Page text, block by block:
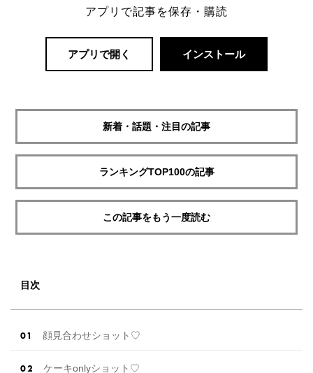
アプリで記事を保存・購読
アプリで開く インストール
新着・話題・注目の記事
ランキングTOP100の記事
この記事をもう一度読む
目次
顔見合わせショット♡
ケーキonlyショット♡